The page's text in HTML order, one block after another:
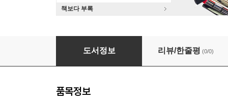
책보다 부록
He Had It Coming
도서정보 리뷰/한줄평 (0/0)
품목정보